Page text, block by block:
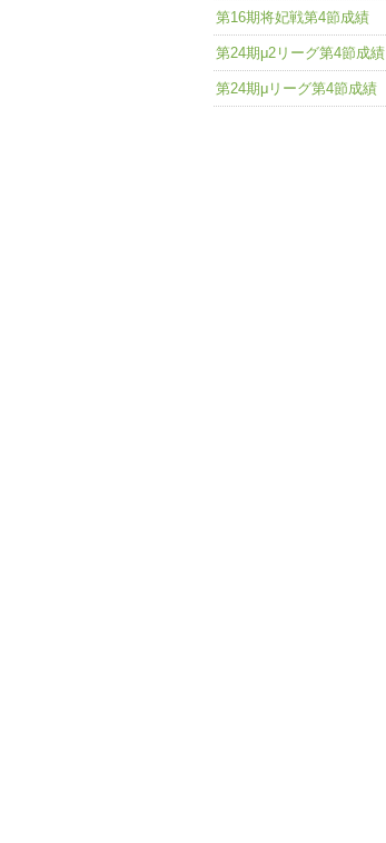
第16期将妃戦第4節成績
第24期μ2リーグ第4節成績
第24期μリーグ第4節成績